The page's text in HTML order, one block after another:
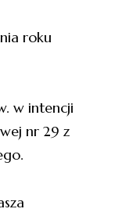
roku
w intencji
nr 29 z